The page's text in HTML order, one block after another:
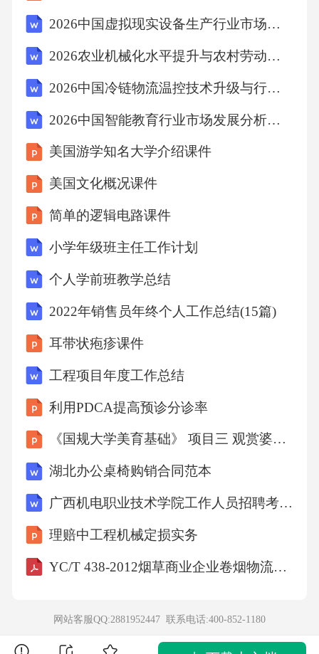
2026中国虚拟现实设备生产行业市场供需分析及投资评估规划分析研究报告
2026农业机械化水平提升与农村劳动力转移分析评估投资前景报告
2026中国冷链物流温控技术升级与行业标准完善
2026中国智能教育行业市场发展分析及投资评估规划
美国游学知名大学介绍课件
美国文化概况课件
简单的逻辑电路课件
小学年级班主任工作计划
个人学前班教学总结
2022年销售员年终个人工作总结(15篇)
耳带状疱疹课件
工程项目年度工作总结
利用PDCA提高预诊分诊率
《国规大学美育基础》 项目三 观赏婆娑舞姿-舞蹈之美
湖北办公桌椅购销合同范本
广西机电职业技术学院工作人员招聘考试真题2022
理赔中工程机械定损实务
YC/T 438-2012烟草商业企业卷烟物流配送车辆管理规范
网站客服QQ:2881952447 联系电话:400-852-1180